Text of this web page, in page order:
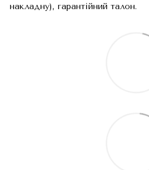
накладну), гарантійний талон.